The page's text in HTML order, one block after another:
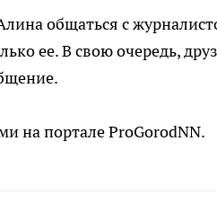
общаться с
ее. В свою очередь,
на портале ProGorodNN.